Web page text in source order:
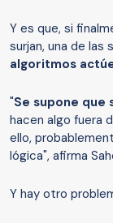
Y es que, si
surjan, una de las
algoritmos actú
"Se supone que
hacen algo fuera
ello,
lógica", afirma
Y hay otro